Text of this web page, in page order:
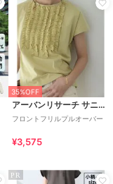
35%OFF
アーバンリサーチ サニーレーベル
フロントフリルプルオーバー
¥3,575
PR